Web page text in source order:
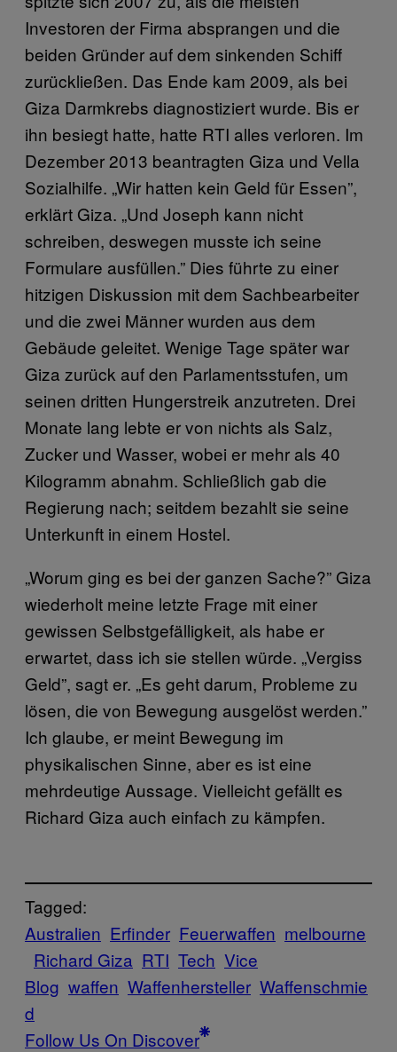
Investoren der Firma absprangen und die
beiden Gründer auf dem sinkenden Schiff
zurückließen. Das Ende kam 2009, als bei
Giza Darmkrebs diagnostiziert wurde. Bis er
ihn besiegt hatte, hatte RTI alles verloren. Im
Dezember 2013 beantragten Giza und Vella
Sozialhilfe. „Wir hatten kein Geld für Essen”,
erklärt Giza. „Und Joseph kann nicht
schreiben, deswegen musste ich seine
Formulare ausfüllen.” Dies führte zu einer
hitzigen Diskussion mit dem Sachbearbeiter
und die zwei Männer wurden aus dem
Gebäude geleitet. Wenige Tage später war
Giza zurück auf den Parlamentsstufen, um
seinen dritten Hungerstreik anzutreten. Drei
Monate lang lebte er von nichts als Salz,
Zucker und Wasser, wobei er mehr als 40
Kilogramm abnahm. Schließlich gab die
Regierung nach; seitdem bezahlt sie seine
Unterkunft in einem Hostel.
„Worum ging es bei der ganzen Sache?” Giza
wiederholt meine letzte Frage mit einer
gewissen Selbstgefälligkeit, als habe er
erwartet, dass ich sie stellen würde. „Vergiss
Geld”, sagt er. „Es geht darum, Probleme zu
lösen, die von Bewegung ausgelöst werden.”
Ich glaube, er meint Bewegung im
physikalischen Sinne, aber es ist eine
mehrdeutige Aussage. Vielleicht gefällt es
Richard Giza auch einfach zu kämpfen.
Tagged:
Australien Erfinder Feuerwaffen melbourne
Richard Giza RTI Tech Vice
Blog waffen Waffenhersteller Waffenschmie
d
Follow Us On Discover